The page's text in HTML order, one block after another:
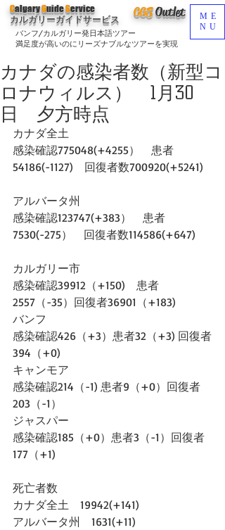
CGSOutlet
バンフ/カルガリー発日本語ツアー
満足度が高いのにリーズナブルなツアーを実現
CalgaryGuideService
カルガリーガイドサービス
ME
NU
カナダの感染者数（新型コ
ロナウィルス） 1月30
日 夕方時点
カナダ全土
感染確認775048(+4255）　患者
54186(-1127)　回復者数700920(+5241)
アルバータ州
感染確認123747(+383）　患者
7530(-275）　回復者数114586(+647)
カルガリー市
感染確認39912（+150)　患者
2557（-35）回復者36901（+183)
バンフ
感染確認426（+3）患者32（+3) 回復者
394（+0)
キャンモア
感染確認214（-1) 患者9（+0）回復者
203（-1）
ジャスパー
感染確認185（+0）患者3（-1）回復者
177（+1)
死亡者数
カナダ全土　19942(+141)
アルバータ州　1631(+11)